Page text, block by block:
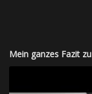
Mein ganzes Fazit